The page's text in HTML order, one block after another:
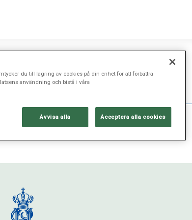
du till lagring av cookies på din enhet för att förbättra
användning och bistå i våra
Avvisa alla Acceptera alla cookies